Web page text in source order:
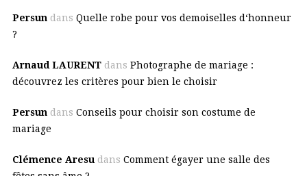
Persun dans Quelle robe pour vos demoiselles d‘honneur
?
Arnaud LAURENT dans Photographe de mariage :
découvrez les critères pour bien le choisir
Persun dans Conseils pour choisir son costume de
mariage
Clémence Aresu dans Comment égayer une salle des